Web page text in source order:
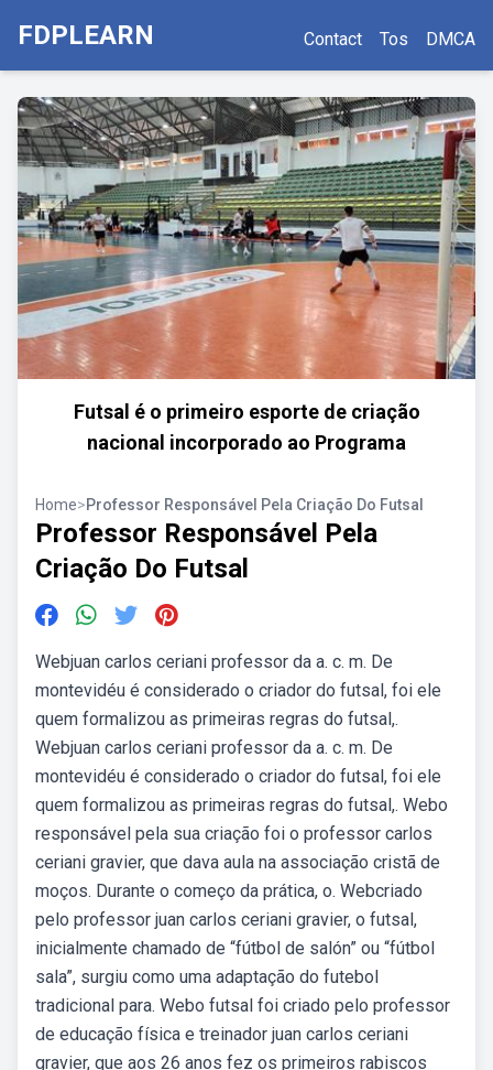
FDPLEARN Contact Tos DMCA
Futsal é o primeiro esporte de criação
nacional incorporado ao Programa
Home>Professor Responsável Pela Criação Do Futsal
Professor Responsável Pela
Criação Do Futsal
Webjuan carlos ceriani professor da a. c. m. De
montevidéu é considerado o criador do futsal, foi ele
quem formalizou as primeiras regras do futsal,.
Webjuan carlos ceriani professor da a. c. m. De
montevidéu é considerado o criador do futsal, foi ele
quem formalizou as primeiras regras do futsal,. Webo
responsável pela sua criação foi o professor carlos
ceriani gravier, que dava aula na associação cristã de
moços. Durante o começo da prática, o. Webcriado
pelo professor juan carlos ceriani gravier, o futsal,
inicialmente chamado de “fútbol de salón” ou “fútbol
sala”, surgiu como uma adaptação do futebol
tradicional para. Webo futsal foi criado pelo professor
de educação física e treinador juan carlos ceriani
gravier, que aos 26 anos fez os primeiros rabiscos